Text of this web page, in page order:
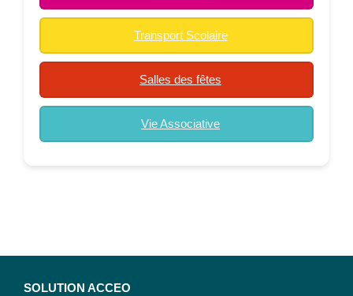
Transport Scolaire
Salles des fêtes
Vie Associative
SOLUTION ACCEO